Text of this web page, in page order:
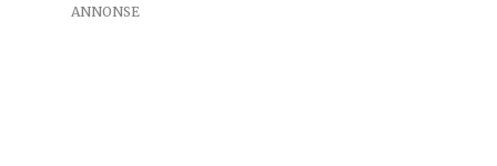
ANNONSE